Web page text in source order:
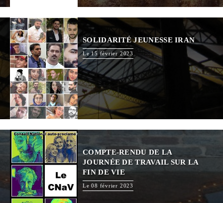
SOLIDARITÉ JEUNESSE IRAN
Le 15 février 2023
COMPTE-RENDU DE LA
JOURNÉE DE TRAVAIL SUR LA
FIN DE VIE
Le 08 février 2023